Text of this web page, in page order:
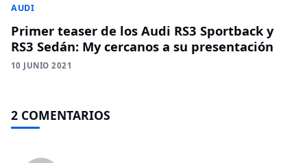
AUDI
Primer teaser de los Audi RS3 Sportback y
RS3 Sedán: My cercanos a su presentación
10 JUNIO 2021
2 COMENTARIOS